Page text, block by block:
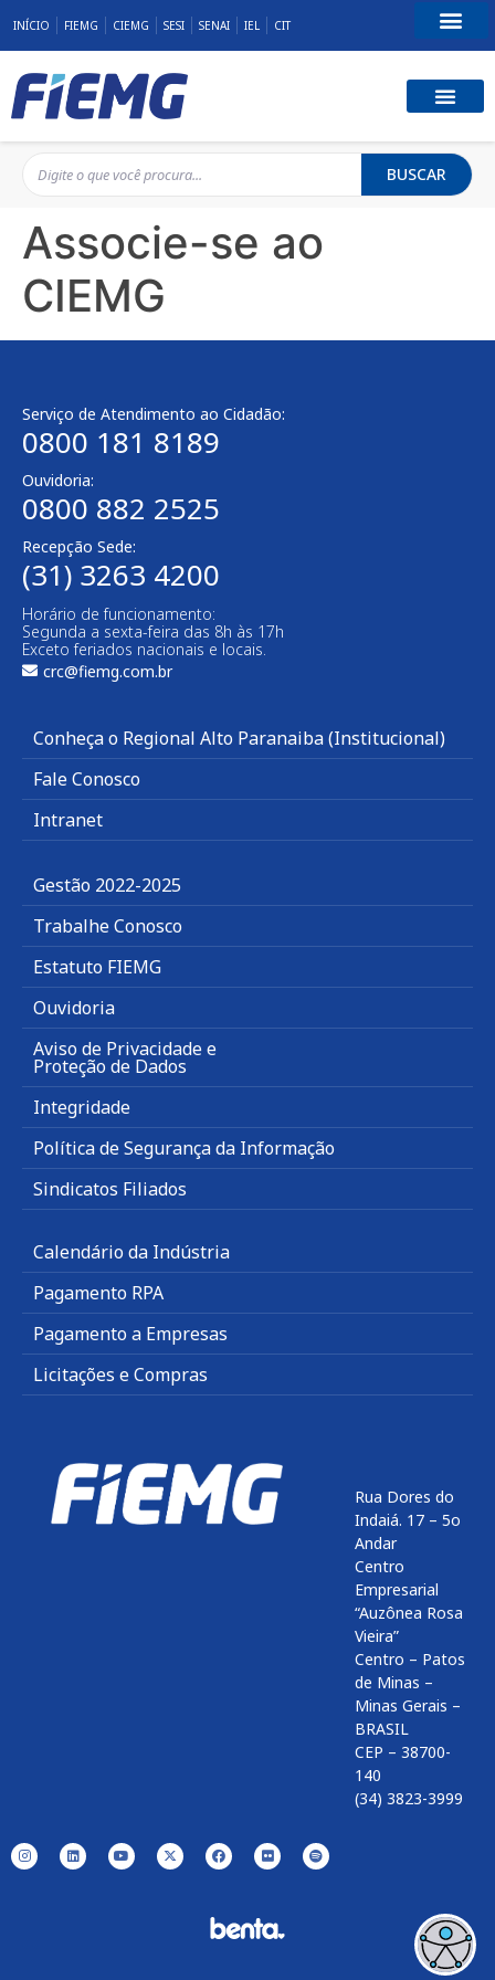
INÍCIO FIEMG CIEMG SESI SENAI IEL CIT
BUSCAR
Associe-se ao
CIEMG
Serviço de Atendimento ao Cidadão:
0800 181 8189
Ouvidoria:
0800 882 2525
Recepção Sede:
(31) 3263 4200
Horário de funcionamento:
Segunda a sexta-feira das 8h às 17h
Exceto feriados nacionais e locais.
crc@fiemg.com.br
Conheça o Regional Alto Paranaiba (Institucional)
Fale Conosco
Intranet
Gestão 2022-2025
Trabalhe Conosco
Estatuto FIEMG
Ouvidoria
Aviso de Privacidade e
Proteção de Dados
Integridade
Política de Segurança da Informação
Sindicatos Filiados
Calendário da Indústria
Pagamento RPA
Pagamento a Empresas
Licitações e Compras
Rua Dores do
Indaiá. 17 – 5o
Andar
Centro
Empresarial
“Auzônea Rosa
Vieira”
Centro – Patos
de Minas –
Minas Gerais –
BRASIL
CEP – 38700-
140
(34) 3823-3999